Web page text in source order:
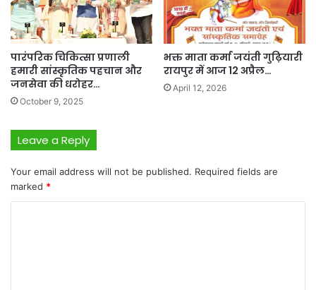
पारंपरिक चिकित्सा प्रणाली
हमारी सांस्कृतिक पहचान और
जनसेवा की धरोहर…
October 9, 2025
भक्त माता कर्मा जयंती गुढ़ियारी
रायपुर में आज 12 अप्रैल…
April 12, 2026
Leave a Reply
Your email address will not be published. Required fields are
marked *